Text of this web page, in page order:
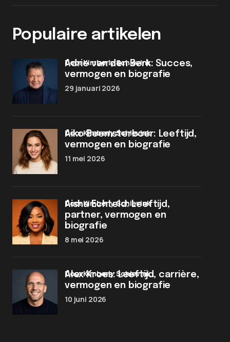
Populaire artikelen
Adrie van den Berk: Succes,
vermogen en biografie
door Kimberly Schievink
29 januari 2026
Aiko Beemsterboer: Leeftijd,
vermogen en biografie
door Kimberly Schievink
11 mei 2026
Aisha Echteld: Leeftijd,
partner, vermogen en
biografie
door Kimberly Schievink
8 mei 2026
Alex Kroes: Leeftijd, carrière,
vermogen en biografie
door Kimberly Schievink
10 juni 2026